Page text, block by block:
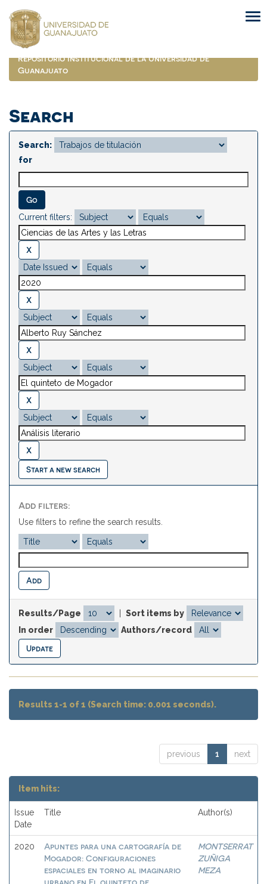
navigation
Repositorio Institucional de la Universidad de
Guanajuato
Search
Search:
for
Current filters:
Start a new search
Add filters:
Use filters to refine the search results.
Results/Page
Sort items by
In order
Authors/record
Results 1-1 of 1 (Search time: 0.001 seconds).
previous 1 next
Item hits:
Issue
Date
Title Author(s)
2020
Apuntes para una cartografía de
Mogador: Configuraciones
espaciales en torno al imaginario
urbano en El quinteto de
MONTSERRAT
ZUÑIGA
MEZA